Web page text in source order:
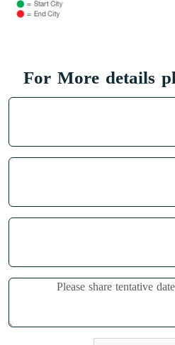
For More details